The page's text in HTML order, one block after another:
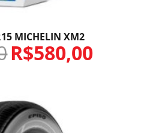
MICHELIN XM2
R$580,00